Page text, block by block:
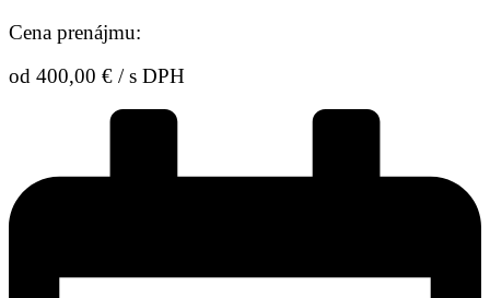
Cena prenájmu:
od 400,00 € / s DPH